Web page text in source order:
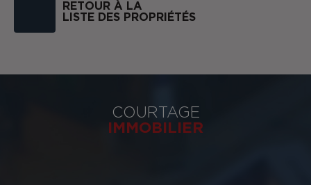
RETOUR À LA
LISTE DES PROPRIÉTÉS
COURTAGE
IMMOBILIER